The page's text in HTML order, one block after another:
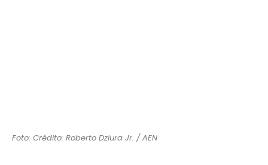
Foto: Crédito: Roberto Dziura Jr. / AEN